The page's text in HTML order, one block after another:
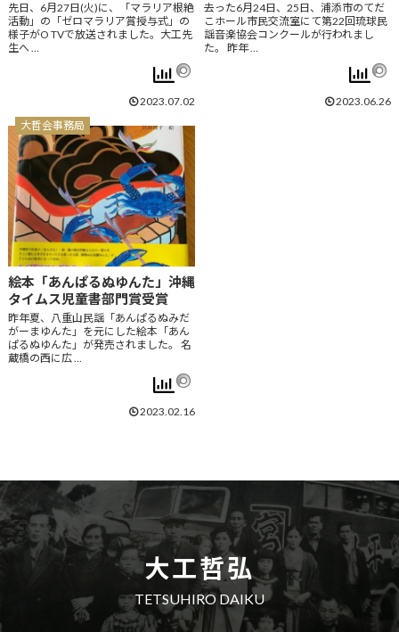
先日、6月27日(火)に、「マラリア根絶
活動」の「ゼロマラリア賞授与式」の
様子がO TVで放送されました。大工先
生へ …
2023.07.02
去った6月24日、25日、浦添市のてだ
こホール市民交流室にて第22回琉球民
謡音楽協会コンクールが行われまし
た。 昨年 …
2023.06.26
大哲会事務局
絵本「あんぱるぬゆんた」沖縄
タイムス児童書部門賞受賞
昨年夏、八重山民謡「あんぱるぬみだ
がーまゆんた」を元にした絵本「あん
ぱるぬゆんた」が発売されました。 名
蔵橋の西に広 …
2023.02.16
大工哲弘
TETSUHIRO DAIKU